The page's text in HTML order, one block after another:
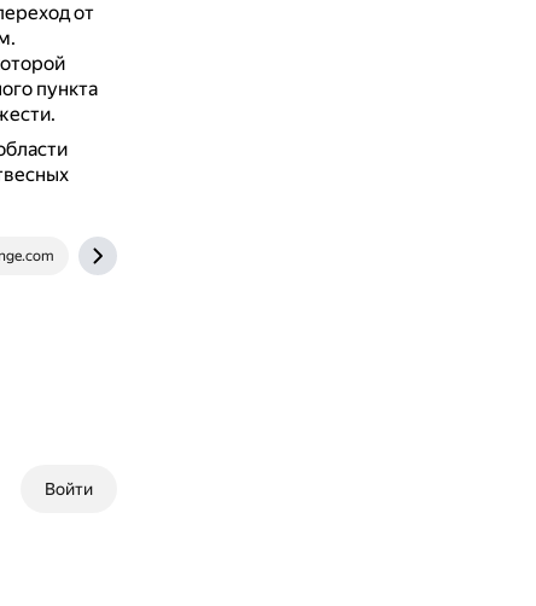
от
пункта
Войти